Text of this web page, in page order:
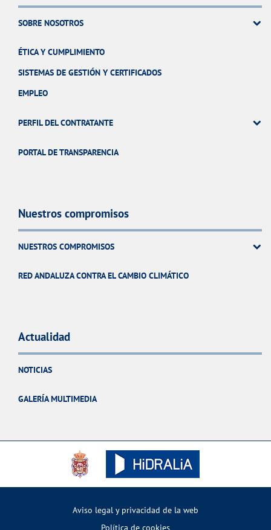
SOBRE NOSOTROS
ÉTICA Y CUMPLIMIENTO
SISTEMAS DE GESTIÓN Y CERTIFICADOS
EMPLEO
PERFIL DEL CONTRATANTE
PORTAL DE TRANSPARENCIA
Nuestros compromisos
NUESTROS COMPROMISOS
RED ANDALUZA CONTRA EL CAMBIO CLIMÁTICO
Actualidad
NOTICIAS
GALERÍA MULTIMEDIA
Aviso legal y privacidad de la web
Política de cookies